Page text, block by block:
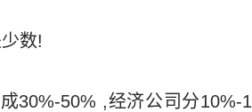
数!
30%-50% ,经济公司分10%-1